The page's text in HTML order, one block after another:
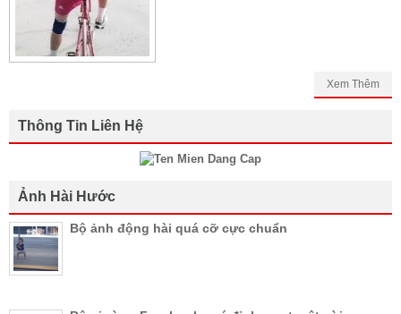
Xem Thêm
Thông Tin Liên Hệ
Ảnh Hài Hước
Bộ ảnh động hài quá cỡ cực chuẩn